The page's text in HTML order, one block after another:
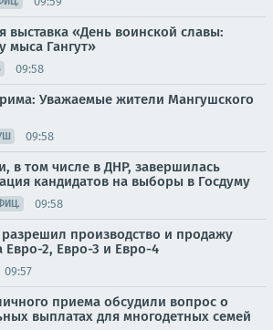
выставка «День воинской славы:
мыса Гангут»
09:58
Уважаемые жители Мангушского
09:58
в том числе в ДНР, завершилась
кандидатов на выборы в Госдуму
09:58
производство и продажу
Евро-2, Евро-3 и Евро-4
09:57
приема обсудили вопрос о
выплатах для многодетных семей